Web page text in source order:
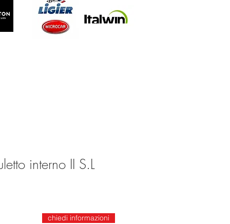
interno II S.L
chiedi informazioni